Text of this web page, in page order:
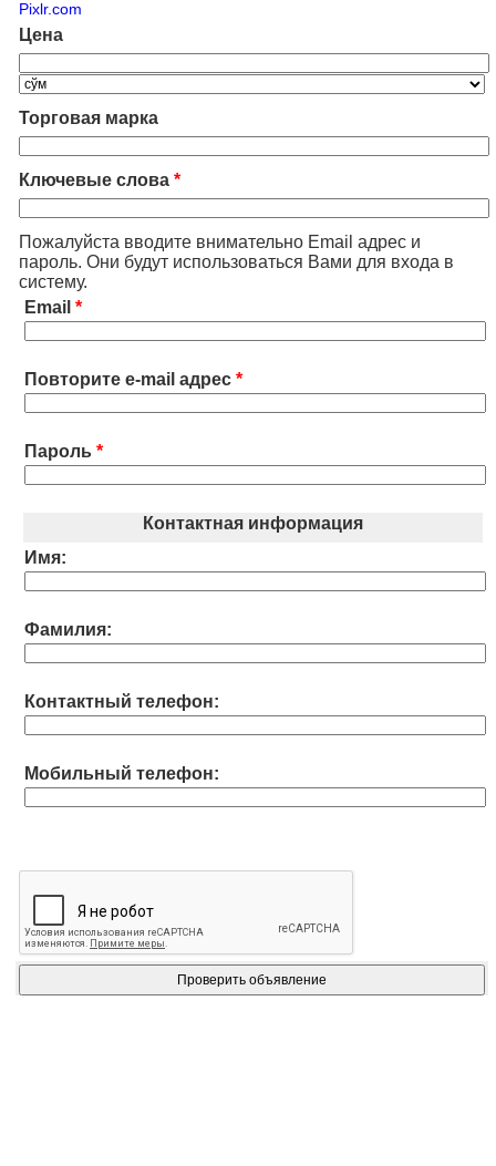
Pixlr.com
Цена
Торговая марка
Ключевые слова *
Пожалуйста вводите внимательно Email адрес и
пароль. Они будут использоваться Вами для входа в
систему.
Email *
Повторите e-mail адрес *
Пароль *
Контактная информация
Имя:
Фамилия:
Контактный телефон:
Мобильный телефон: